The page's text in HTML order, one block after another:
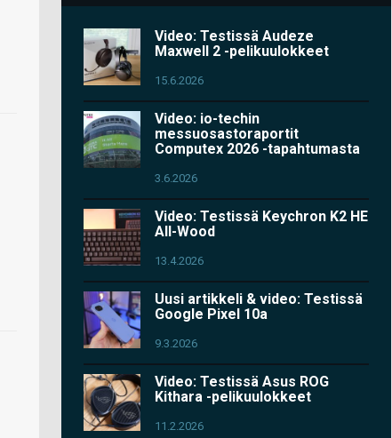
Video: Testissä Audeze
Maxwell 2 -pelikuulokkeet
15.6.2026
Video: io-techin
messuosastoraportit
Computex 2026 -tapahtumasta
3.6.2026
Video: Testissä Keychron K2 HE
All-Wood
13.4.2026
Uusi artikkeli & video: Testissä
Google Pixel 10a
9.3.2026
Video: Testissä Asus ROG
Kithara -pelikuulokkeet
11.2.2026